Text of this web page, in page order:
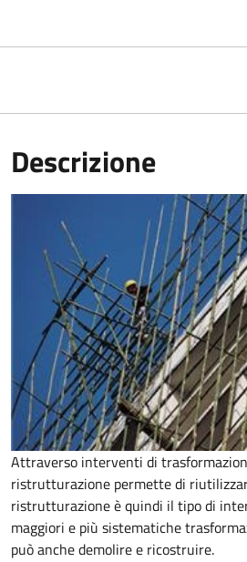
Descrizione
Attraverso interventi di
ristrutturazione permette di
ristrutturazione è quindi il tipo di
maggiori e più sistematiche
può anche demolire e ricostruire.